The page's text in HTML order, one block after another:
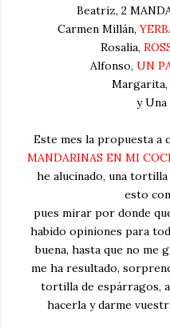
Beatriz, 2
Carmen Millán,
Rosalía,
Alfonso, UN
Margarita,
y
Este mes la propuesta
MANDARINAS EN MI
he alucinado, una tortilla
esto
pues mirar por donde
habido opiniones para
buena, hasta que no me
me ha resultado,
tortilla de espárragos,
hacerla y darme